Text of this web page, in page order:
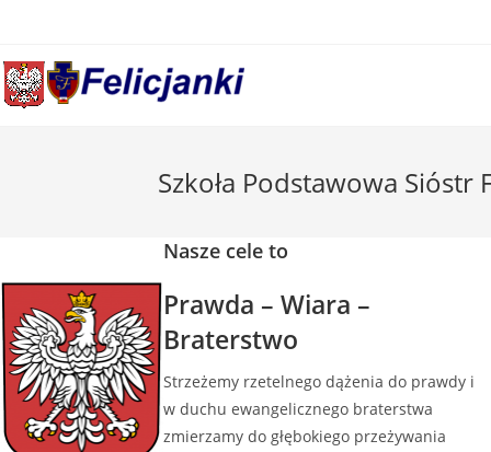
content
Szkoła Podstawowa Sióstr
Nasze cele to
Prawda – Wiara –
Braterstwo
Strzeżemy rzetelnego dążenia do prawdy i
w duchu ewangelicznego braterstwa
zmierzamy do głębokiego przeżywania